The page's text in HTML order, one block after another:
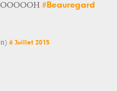
#Beauregard
6 Juillet 2015